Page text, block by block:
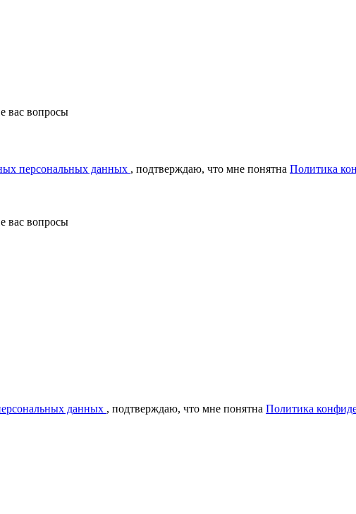
вас вопросы
персональных данных , подтверждаю, что мне понятна Политика
вас вопросы
данных , подтверждаю, что мне понятна Политика